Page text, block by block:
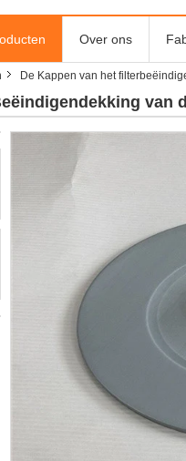
Over ons
De Kappen van het
van